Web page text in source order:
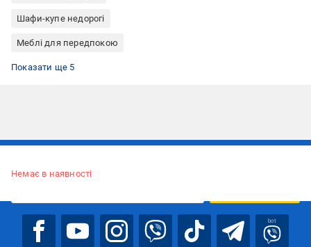
Шафи-купе недорогі
Меблі для передпокою
Шафи-купе для передпокою
Шафи-купе для спальні
Шафи-купе для вітальні
Шафи-купе з фасадом ДСП
Шафи-купе з ДСП
Показати ще 5
Немає в наявності
bot